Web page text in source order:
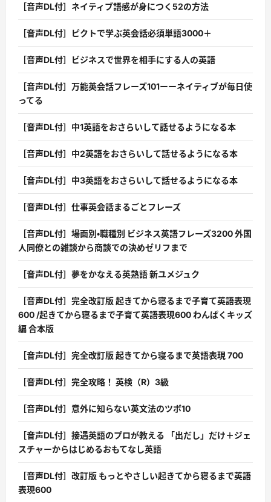
［音声DL付］ネイティブ語感が身につく52の方法
［音声DL付］ピクトで学ぶ英会話必須単語3000＋
［音声DL付］ビジネスで世界を相手にする人の英語
［音声DL付］万能英会話フレーズ101ーーネイティブが毎日使
ってる
［音声DL付］中1英語をおさらいして話せるようになる本
［音声DL付］中2英語をおさらいして話せるようになる本
［音声DL付］中3英語をおさらいして話せるようになる本
［音声DL付］仕事英会話まるごとフレーズ
［音声DL付］場面別・職種別 ビジネス英語フレーズ3200 外国
人同僚との雑談から商談での決めゼリフまで
［音声DL付］夢をかなえる英熟語 新ユメジュク
［音声DL付］完全改訂版 起きてから寝るまで子育て英語表現
600 /起きてから寝るまで子育て英語表現600 わんぱくキッズ
編 合本版
［音声DL付］完全改訂版 起きてから寝るまで英語表現 700
［音声DL付］完全攻略！ 英検（R）3級
［音声DL付］意外に知らない英文法のツボ10
［音声DL付］接遇英語のプロが教える 「出だし」だけ＋ジェ
スチャーからはじめるおもてなし英語
［音声DL付］改訂版 もっとやさしい起きてから寝るまで英語
表現600